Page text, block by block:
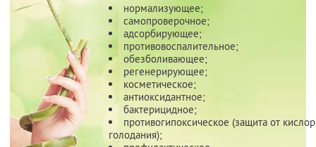
нормализующее;
самопроверочное;
адсорбирующее;
противовоспалительное;
обезболивающее;
регенерирующее;
косметическое;
антиоксидантное;
бактерицидное;
противогипоксическое (защита от
голодания);